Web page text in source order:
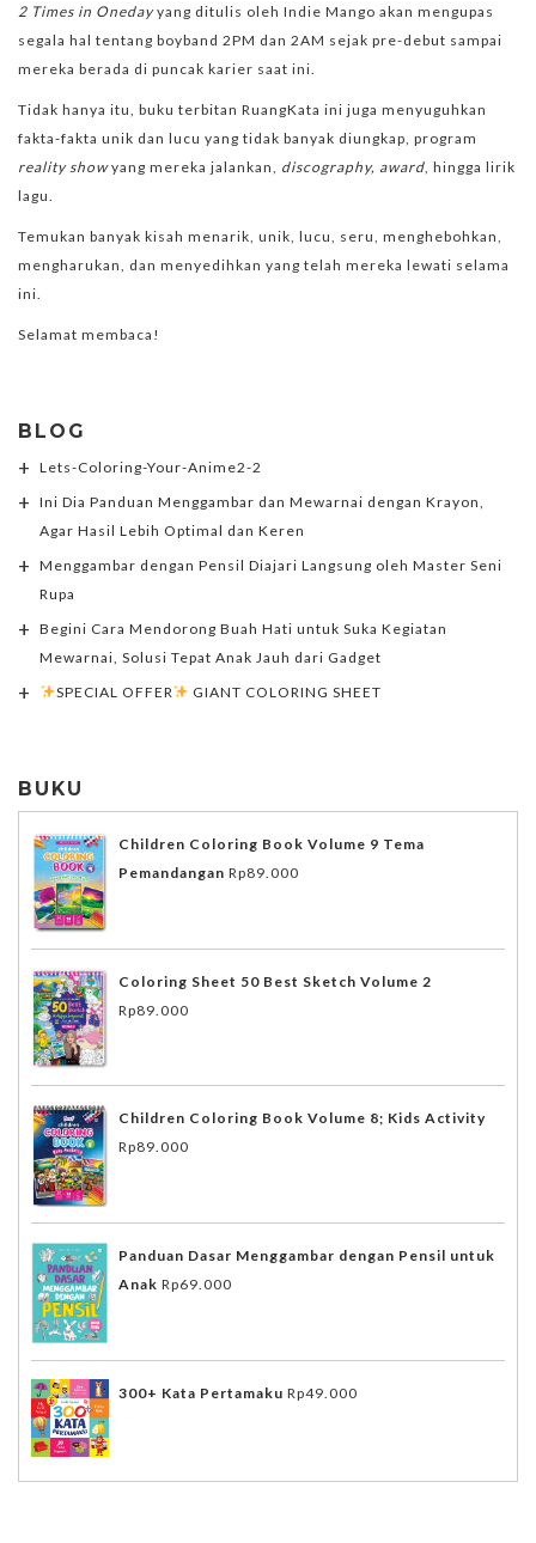
2 Times in Onedayyang ditulis oleh Indie Mango akan mengupas
segala hal tentang boyband 2PM dan 2AM sejak pre-debut sampai
mereka berada di puncak karier saat ini.
Tidak hanya itu, buku terbitan RuangKata ini juga menyuguhkan
fakta-fakta unik dan lucu yang tidak banyak diungkap, program
reality showyang mereka jalankan, discography, award , hingga lirik
lagu.
Temukan banyak kisah menarik, unik, lucu, seru, menghebohkan,
mengharukan, dan menyedihkan yang telah mereka lewati selama
ini.
Selamat membaca!
BLOG
Lets-Coloring-Your-Anime2-2
Ini Dia Panduan Menggambar dan Mewarnai dengan Krayon,
Agar Hasil Lebih Optimal dan Keren
Menggambar dengan Pensil Diajari Langsung oleh Master Seni
Rupa
Begini Cara Mendorong Buah Hati untuk Suka Kegiatan
Mewarnai, Solusi Tepat Anak Jauh dari Gadget
SPECIAL OFFER
GIANT COLORING SHEET
BUKU
Children Coloring Book Volume 9 Tema
Pemandangan Rp89.000
Coloring Sheet 50 Best Sketch Volume 2
Rp89.000
Children Coloring Book Volume 8; Kids Activity
Rp89.000
Panduan Dasar Menggambar dengan Pensil untuk
Anak Rp69.000
300+ Kata Pertamaku Rp49.000